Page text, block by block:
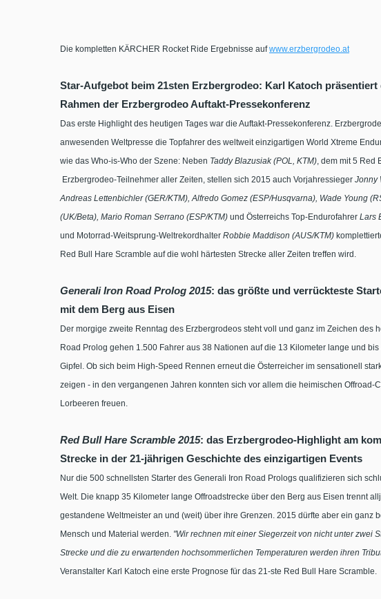
Die kompletten KÄRCHER Rocket Ride Ergebnisse aufwww.erzbergrodeo.at
Star-Aufgebot beim 21sten Erzbergrodeo: Karl Katoch
Rahmen der Erzbergrodeo Auftakt-Pressekonferenz
Das erste Highlight des heutigen Tages war die Auftakt-Pressekonferenz.
anwesenden Weltpresse die Topfahrer des weltweit einzigartigen World Xtreme
wie das Who-is-Who der Szene: Neben Taddy Blazusiak (POL, KTM), dem mit 5 Red
Erzbergrodeo-Teilnehmer aller Zeiten, stellen sich 2015 auch Vorjahressieger Jonny
Andreas Lettenbichler (GER/KTM), Alfredo Gomez (ESP/Husqvarna), Wade Young
(UK/Beta), Mario Roman Serrano (ESP/KTM) und Österreichs Top-Endurofahrer Lars
und Motorrad-Weitsprung-Weltrekordhalter Robbie Maddison (AUS/KTM)
Red Bull Hare Scramble auf die wohl härtesten Strecke aller Zeiten treffen wird.
Generali Iron Road Prolog 2015: das größte und verrückteste
mit dem Berg aus Eisen
Der morgige zweite Renntag des Erzbergrodeos steht voll und ganz im Zeichen des
Road Prolog gehen 1.500 Fahrer aus 38 Nationen auf die 13 Kilometer lange und
Gipfel. Ob sich beim High-Speed Rennen erneut die Österreicher im sensationell
zeigen - in den vergangenen Jahren konnten sich vor allem die heimischen Offroad-
Lorbeeren freuen.
Red Bull Hare Scramble 2015: das Erzbergrodeo-Highlight am
Strecke in der 21-jährigen Geschichte des einzigartigen Events
Nur die 500 schnellsten Starter des Generali Iron Road Prologs qualifizieren sich
Welt. Die knapp 35 Kilometer lange Offroadstrecke über den Berg aus Eisen trennt
gestandene Weltmeister an und (weit) über ihre Grenzen. 2015 dürfte aber ein ganz
Mensch und Material werden. "Wir rechnen mit einer Siegerzeit von nicht unter zwei
Strecke und die zu erwartenden hochsommerlichen Temperaturen werden ihren
Veranstalter Karl Katoch eine erste Prognose für das 21-ste Red Bull Hare Scramble.